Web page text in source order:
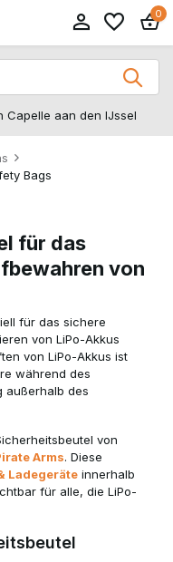
0
von 14 Arbeitstagen
Bags
für das
von
für das sichere
von LiPo-Akkus
von LiPo-Akkus ist
während des
außerhalb des
von
Arms. Diese
Ladegeräte innerhalb
für alle, die LiPo-